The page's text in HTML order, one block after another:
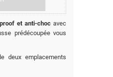
et anti-choc avec
prédécoupée vous
deux emplacements